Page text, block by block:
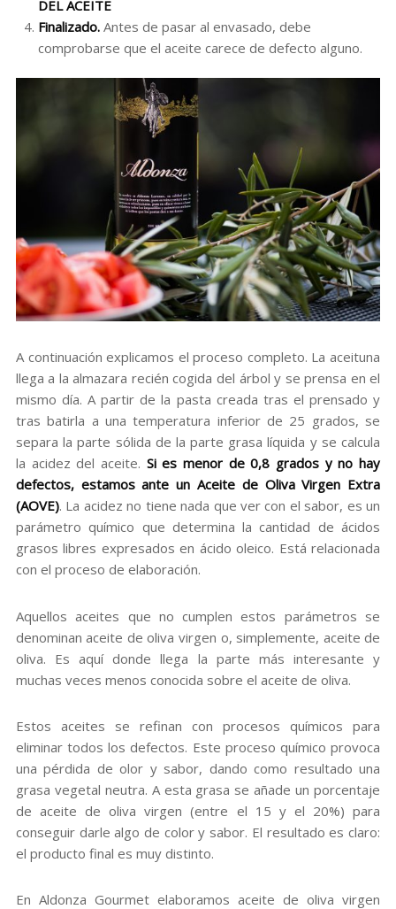
DEL ACEITE
Finalizado.Antes de pasar al envasado, debe
comprobarse que el aceite carece de defecto alguno.
A continuación explicamos el proceso completo. La aceituna
llega a la almazara recién cogida del árbol y se prensa en el
mismo día. A partir de la pasta creada tras el prensado y
tras batirla a una temperatura inferior de 25 grados, se
separa la parte sólida de la parte grasa líquida y se calcula
la acidez del aceite. Si es menor de 0,8 grados y no hay
defectos, estamos ante un Aceite de Oliva Virgen Extra
(AOVE). La acidez no tiene nada que ver con el sabor, es un
parámetro químico que determina la cantidad de ácidos
grasos libres expresados en ácido oleico. Está relacionada
con el proceso de elaboración.
Aquellos aceites que no cumplen estos parámetros se
denominan aceite de oliva virgen o, simplemente, aceite de
oliva. Es aquí donde llega la parte más interesante y
muchas veces menos conocida sobre el aceite de oliva.
Estos aceites se refinan con procesos químicos para
eliminar todos los defectos. Este proceso químico provoca
una pérdida de olor y sabor, dando como resultado una
grasa vegetal neutra. A esta grasa se añade un porcentaje
de aceite de oliva virgen (entre el 15 y el 20%) para
conseguir darle algo de color y sabor. El resultado es claro:
el producto final es muy distinto.
En Aldonza Gourmet elaboramos aceite de oliva virgen